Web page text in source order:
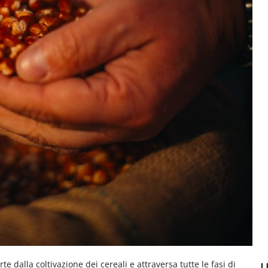
dalla coltivazione dei cereali e attraversa tutte le fasi di